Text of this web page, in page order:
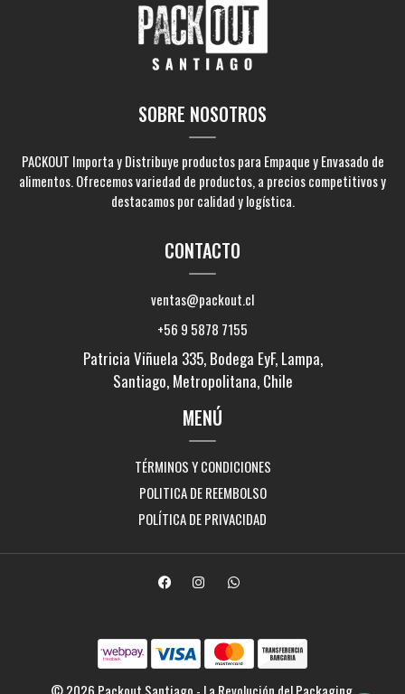
SOBRE NOSOTROS
PACKOUT Importa y Distribuye productos para Empaque y Envasado de
alimentos. Ofrecemos variedad de productos, a precios competitivos y
destacamos por calidad y logística.
CONTACTO
ventas@packout.cl
+56 9 5878 7155
Patricia Viñuela 335, Bodega EyF, Lampa,
Santiago, Metropolitana, Chile
MENÚ
TÉRMINOS Y CONDICIONES
POLITICA DE REEMBOLSO
POLÍTICA DE PRIVACIDAD
© 2026 Packout Santiago - La Revolución del Packaging.